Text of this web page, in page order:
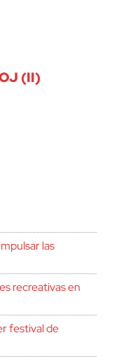
(II)
las
recreativas en
festival de